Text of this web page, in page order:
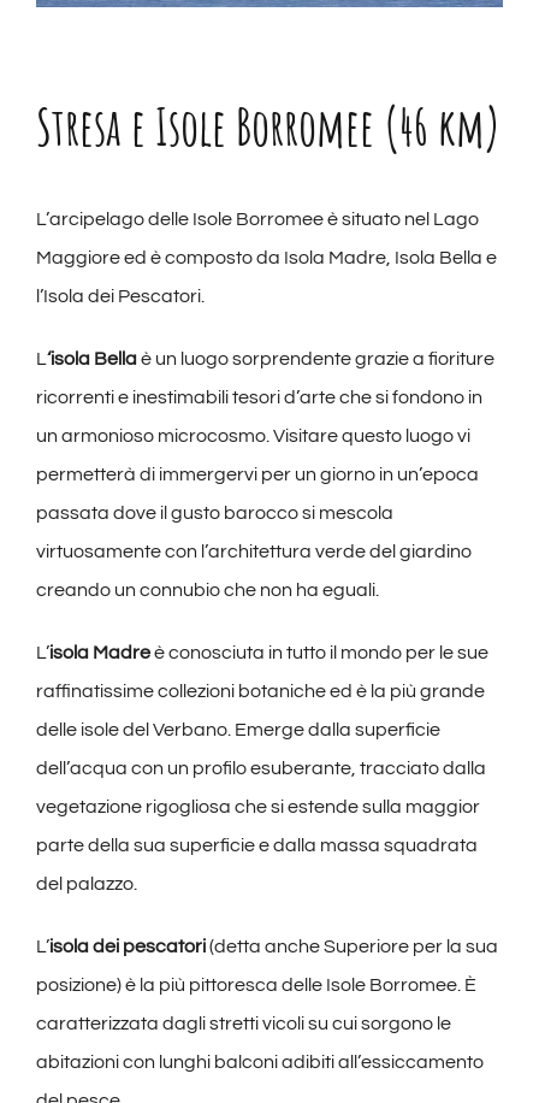
Stresa e Isole Borromee (46 km)
L’arcipelago delle Isole Borromee è situato nel Lago
Maggiore ed è composto da Isola Madre, Isola Bella e
l’Isola dei Pescatori.
L‘isola Bellaè un luogo sorprendente grazie a fioriture
ricorrenti e inestimabili tesori d’arte che si fondono in
un armonioso microcosmo. Visitare questo luogo vi
permetterà di immergervi per un giorno in un’epoca
passata dove il gusto barocco si mescola
virtuosamente con l’architettura verde del giardino
creando un connubio che non ha eguali.
L’isola Madreè conosciuta in tutto il mondo per le sue
raffinatissime collezioni botaniche ed è la più grande
delle isole del Verbano. Emerge dalla superficie
dell’acqua con un profilo esuberante, tracciato dalla
vegetazione rigogliosa che si estende sulla maggior
parte della sua superficie e dalla massa squadrata
del palazzo.
L’isola dei pescatori(detta anche Superiore per la sua
posizione) è la più pittoresca delle Isole Borromee. È
caratterizzata dagli stretti vicoli su cui sorgono le
abitazioni con lunghi balconi adibiti all’essiccamento